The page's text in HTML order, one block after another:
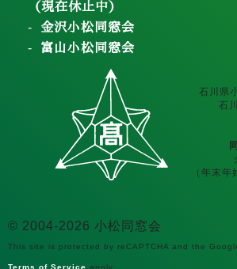
（現在休止中）
金沢小松同窓会
富山小松同窓会
石川県
石
（年末年
© 2004-2026 小松同窓会
This site is protected by reCAPTCHA and the
Terms of Service apply.